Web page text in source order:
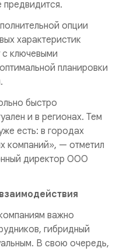
предвидится.
опции
характеристик
с ключевыми
планировки
быстро
и в регионах. Тем
есть: в городах
компаний», — отметил
директор ООО
важно
гибридный
В свою очередь,